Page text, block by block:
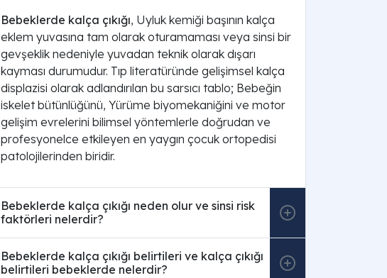
Bebeklerde kalça çıkığı, Uyluk kemiği başının kalça
eklem yuvasına tam olarak oturamaması veya sinsi bir
gevşeklik nedeniyle yuvadan teknik olarak dışarı
kayması durumudur. Tıp literatüründe gelişimsel kalça
displazisi olarak adlandırılan bu sarsıcı tablo; Bebeğin
iskelet bütünlüğünü, Yürüme biyomekaniğini ve motor
gelişim evrelerini bilimsel yöntemlerle doğrudan ve
profesyonelce etkileyen en yaygın çocuk ortopedisi
patolojilerinden biridir.
Bebeklerde kalça çıkığı neden olur ve sinsi risk
faktörleri nelerdir?
Bebeklerde kalça çıkığı belirtileri ve kalça çıkığı
belirtileri bebeklerde nelerdir?